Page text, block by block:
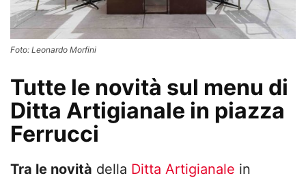
Foto: Leonardo Morfini
Tutte le novità sul menu di
Ditta Artigianale in piazza
Ferrucci
Tra le novità della Ditta Artigianale in